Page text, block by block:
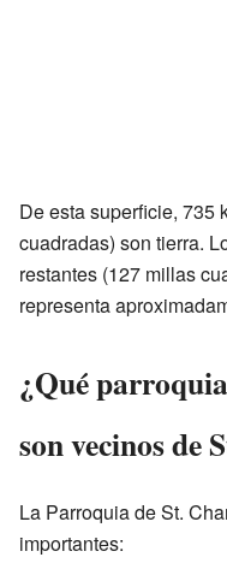
De esta superficie, 735
cuadradas) son tierra.
restantes (127 millas
representa
¿Qué
son vecinos de
La Parroquia de St.
importantes: